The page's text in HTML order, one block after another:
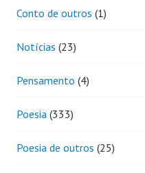
Conto de outros (1)
Notícias (23)
Pensamento (4)
Poesia (333)
Poesia de outros (25)